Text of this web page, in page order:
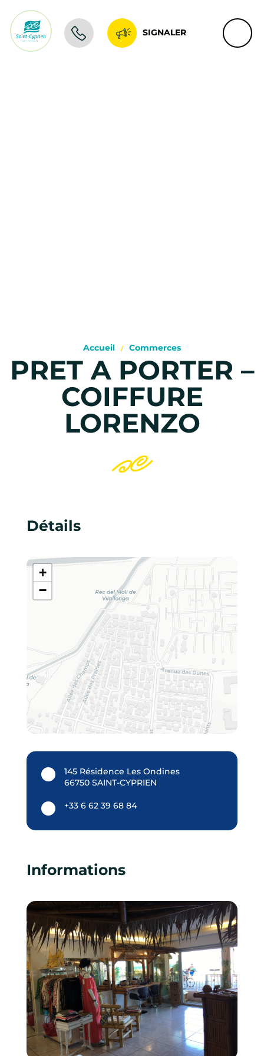
SIGNALER
Accueil Commerces
PRET A PORTER –
COIFFURE
LORENZO
Détails
+
−
145 Résidence Les Ondines
66750 SAINT-CYPRIEN
+33 6 62 39 68 84
Informations